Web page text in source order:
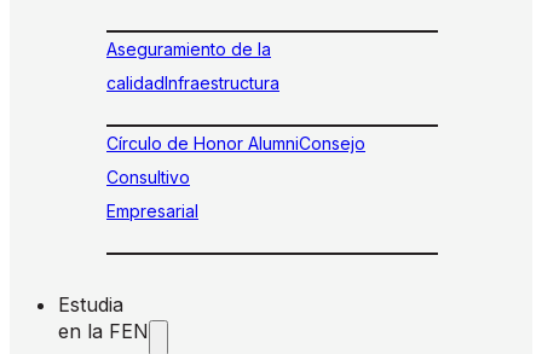
Aseguramiento de la
calidadInfraestructura
Círculo de Honor AlumniConsejo
Consultivo
Empresarial
Estudia
en la FEN